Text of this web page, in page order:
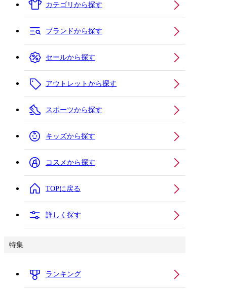
カテゴリから探す
ブランドから探す
セールから探す
アウトレットから探す
スポーツから探す
キッズから探す
コスメから探す
TOPに戻る
詳しく探す
特集
ランキング